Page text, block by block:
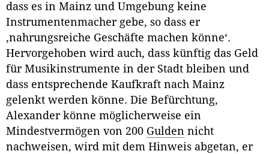
dass es in Mainz und Umgebung keine
Instrumentenmacher gebe, so dass er
‚nahrungsreiche Geschäfte machen könne‘.
Hervorgehoben wird auch, dass künftig das Geld
für Musikinstrumente in der Stadt bleiben und
dass entsprechende Kaufkraft nach Mainz
gelenkt werden könne. Die Befürchtung,
Alexander könne möglicherweise ein
Mindestvermögen von 200 Gulden nicht
nachweisen, wird mit dem Hinweis abgetan, er